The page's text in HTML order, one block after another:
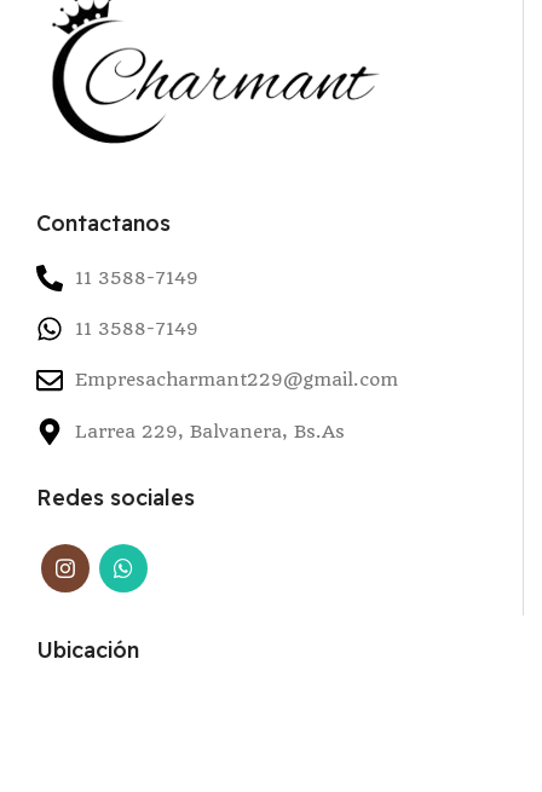
Contactanos
11 3588-7149
11 3588-7149
Empresacharmant229@gmail.com
Larrea 229, Balvanera, Bs.As
Redes sociales
Ubicación